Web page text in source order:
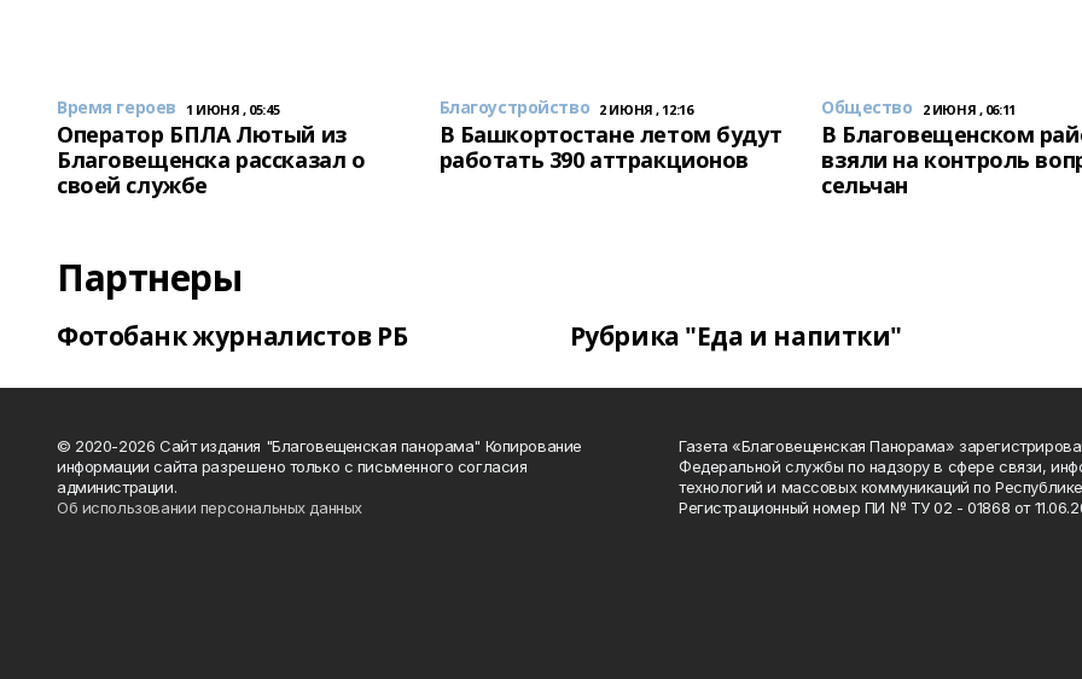
Время героев 1 ИЮНЯ , 05:45
Оператор БПЛА Лютый из
Благовещенска рассказал о
своей службе
Благоустройство 2 ИЮНЯ , 12:16
В Башкортостане летом будут
работать 390 аттракционов
Общество 2 ИЮНЯ , 06:11
В Благовещенском
взяли на контроль
сельчан
Партнеры
Фотобанк журналистов РБ Рубрика "Еда и напитки"
© 2020-2026 Сайт издания "Благовещенская панорама" Копирование
информации сайта разрешено только с письменного согласия
администрации.
Об использовании персональных данных
Газета «Благовещенская Панорама»
Федеральной службы по надзору в сфере связи,
технологий и массовых коммуникаций по
Регистрационный номер ПИ № ТУ 02 - 01868 от